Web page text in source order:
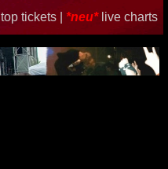
top tickets | *neu* live charts